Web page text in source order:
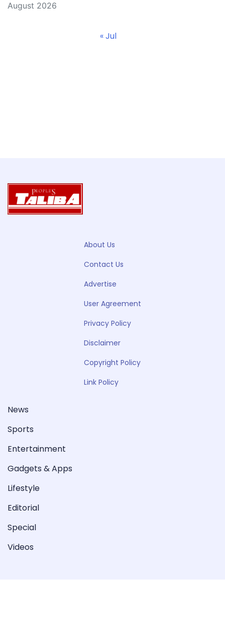
August 2026
« Jul
About Us
Contact Us
Advertise
User Agreement
Privacy Policy
Disclaimer
Copyright Policy
Link Policy
News
Sports
Entertainment
Gadgets & Apps
Lifestyle
Editorial
Special
Videos